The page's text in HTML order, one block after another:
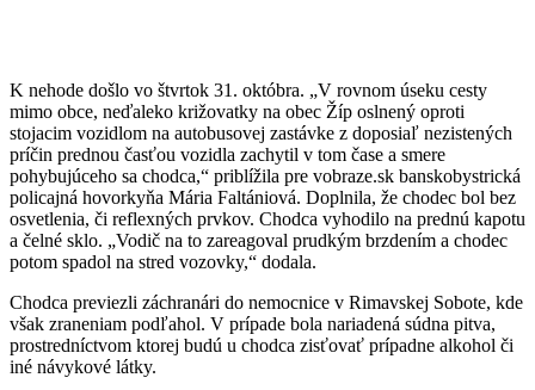
K nehode došlo vo štvrtok 31. októbra. „V rovnom úseku cesty
mimo obce, neďaleko križovatky na obec Žíp oslnený oproti
stojacim vozidlom na autobusovej zastávke z doposiaľ nezistených
príčin prednou časťou vozidla zachytil v tom čase a smere
pohybujúceho sa chodca,“ priblížila pre vobraze.sk banskobystrická
policajná hovorkyňa Mária Faltániová. Doplnila, že chodec bol bez
osvetlenia, či reflexných prvkov. Chodca vyhodilo na prednú kapotu
a čelné sklo. „Vodič na to zareagoval prudkým brzdením a chodec
potom spadol na stred vozovky,“ dodala.
Chodca previezli záchranári do nemocnice v Rimavskej Sobote, kde
však zraneniam podľahol. V prípade bola nariadená súdna pitva,
prostredníctvom ktorej budú u chodca zisťovať prípadne alkohol či
iné návykové látky.